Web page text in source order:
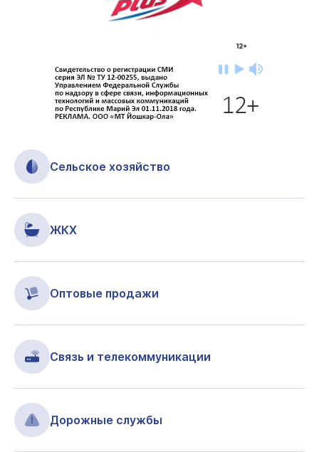
Сельское хозяйство
ЖКХ
Оптовые продажи
Связь и телекоммуникации
Дорожные службы